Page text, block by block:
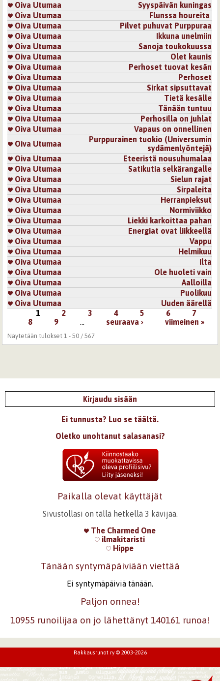
Oiva Utumaa
Syyspäivän kuningas
Oiva Utumaa
Flunssa houreita
Oiva Utumaa
Pilvet puhuvat Purppuraa
Oiva Utumaa
Ikkuna unelmiin
Oiva Utumaa
Sanoja toukokuussa
Oiva Utumaa
Olet kaunis
Oiva Utumaa
Perhoset tuovat kesän
Oiva Utumaa
Perhoset
Oiva Utumaa
Sirkat sipsuttavat
Oiva Utumaa
Tietä kesälle
Oiva Utumaa
Tänään tuntuu
Oiva Utumaa
Perhosilla on juhlat
Oiva Utumaa
Vapaus on onnellinen
Oiva Utumaa
Purppurainen tuokio (Universumin
sydämenlyöntejä)
Oiva Utumaa
Eteeristä nousuhumalaa
Oiva Utumaa
Satikutia selkärangalle
Oiva Utumaa
Sielun rajat
Oiva Utumaa
Sirpaleita
Oiva Utumaa
Herranpieksut
Oiva Utumaa
Normiviikko
Oiva Utumaa
Liekki karkoittaa pahan
Oiva Utumaa
Energiat ovat liikkeellä
Oiva Utumaa
Vappu
Oiva Utumaa
Helmikuu
Oiva Utumaa
Ilta
Oiva Utumaa
Ole huoleti vain
Oiva Utumaa
Aalloilla
Oiva Utumaa
Puolikuu
Oiva Utumaa
Uuden äärellä
1 2 3 4 5 6
7
8
9 … seuraava › viimeinen »
Näytetään tulokset 1 - 50 / 567
Kirjaudu sisään
Ei tunnusta? Luo se täältä.
Oletko unohtanut salasanasi?
Paikalla olevat käyttäjät
Sivustollasi on tällä hetkellä 3 kävijää.
The Charmed One
ilmakitaristi
Hippe
Tänään syntymäpäiviään viettää
Ei syntymäpäiviä tänään.
Paljon onnea!
10955 runoilijaa on jo lähettänyt 140161 runoa!
Rakkausrunot ry © 2003-2026